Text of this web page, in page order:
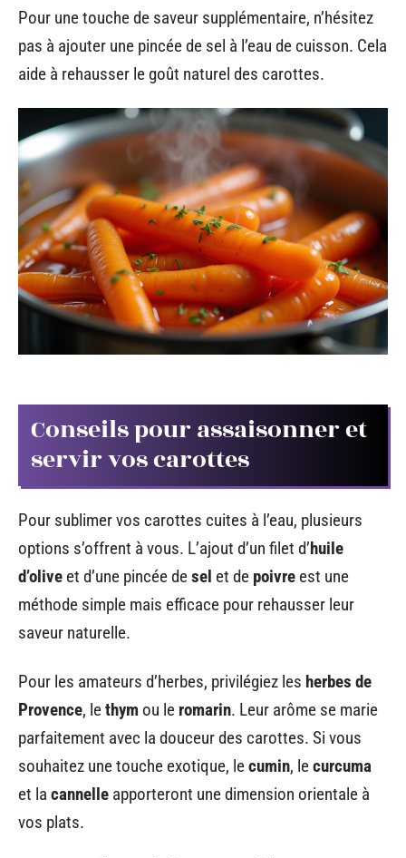
Pour une touche de saveur supplémentaire, n’hésitez
pas à ajouter une pincée de sel à l’eau de cuisson. Cela
aide à rehausser le goût naturel des carottes.
Conseils pour assaisonner et
servir vos carottes
Pour sublimer vos carottes cuites à l’eau, plusieurs
options s’offrent à vous. L’ajout d’un filet d’huile
d’olive et d’une pincée desel et de poivre est une
méthode simple mais efficace pour rehausser leur
saveur naturelle.
Pour les amateurs d’herbes, privilégiez les herbes de
Provence, lethym ou le romarin. Leur arôme se marie
parfaitement avec la douceur des carottes. Si vous
souhaitez une touche exotique, lecumin, lecurcuma
et la cannelle apporteront une dimension orientale à
vos plats.